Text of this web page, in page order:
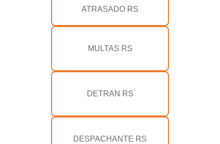
ATRASADO RS
MULTAS RS
DETRAN RS
DESPACHANTE RS